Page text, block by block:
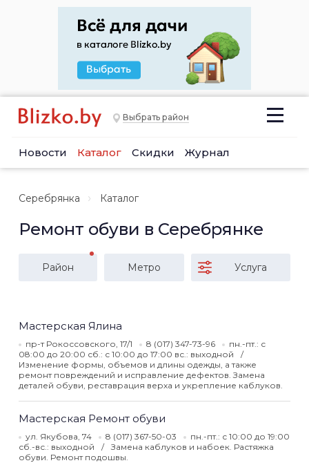
Выбрать район
Новости Каталог Скидки Журнал
Серебрянка Каталог
Ремонт обуви в Серебрянке
Район Метро Услуга
Мастерская Ялина
пр-т Рокоссовского, 17/1 8 (017) 347-73-96
пн.-пт.: с
08:00 до 20:00 сб.: с 10:00 до 17:00 вс.: выходной
Изменение формы, объемов и длины одежды, а также
ремонт повреждений и исправление дефектов. Замена
деталей обуви, реставрация верха и укрепление каблуков.
Мастерская Ремонт обуви
ул. Якубова, 74 8 (017) 367-50-03
пн.-пт.: с 10:00 до 19:00
сб.-вс.: выходной
Замена каблуков и набоек. Растяжка
обуви. Ремонт подошвы.